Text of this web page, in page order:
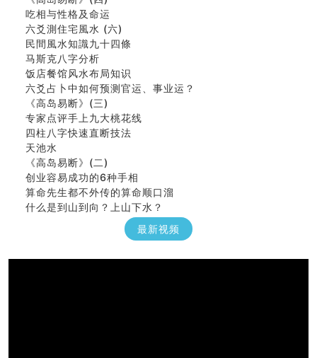
吃相与性格及命运
六爻測住宅風水 (六)
民間風水知識九十四條
马斯克八字分析
饭店餐馆风水布局知识
六爻占卜中如何预测官运、事业运？
《高岛易断》(三)
专家点评手上九大桃花线
四柱八字快速直断技法
天池水
《高岛易断》(二)
创业容易成功的6种手相
算命先生都不外传的算命顺口溜
什么是到山到向？上山下水？
六爻算卦：我能面试升职吗？
刘燮鈞讲人相 手相论财运
最新视频